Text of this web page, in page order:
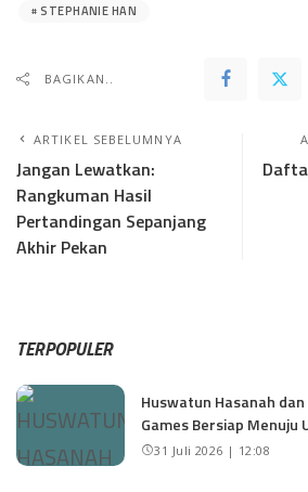
STEPHANIE HAN
BAGIKAN..
ARTIKEL SEBELUMNYA
Jangan Lewatkan:
Rangkuman Hasil
Pertandingan Sepanjang
Akhir Pekan
TERPOPULER
Huswatun Hasanah
Games Bersiap Menuju
31 Juli 2026 | 12:08